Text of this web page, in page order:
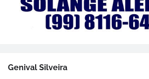
Genival Silveira